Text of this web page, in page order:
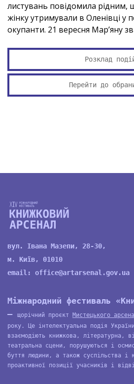
листувань повідомила рідним,
жінку утримували в Оленівці у
окупанти. 21 вересня Мар’яну
Розклад
Перейти до
вул. Івана Мазепи, 28-30,
м. Київ, 01010
email: office@artarsenal.gov.ua
Міжнародний фестиваль
—
щорічний проєкт Мистецького
року. Це інтелектуальна подія
взаємодіють книжкова, літературна,
театральна сцени, порушуються і
буття людини, а також суспільства і
проактивної позиції учасників і